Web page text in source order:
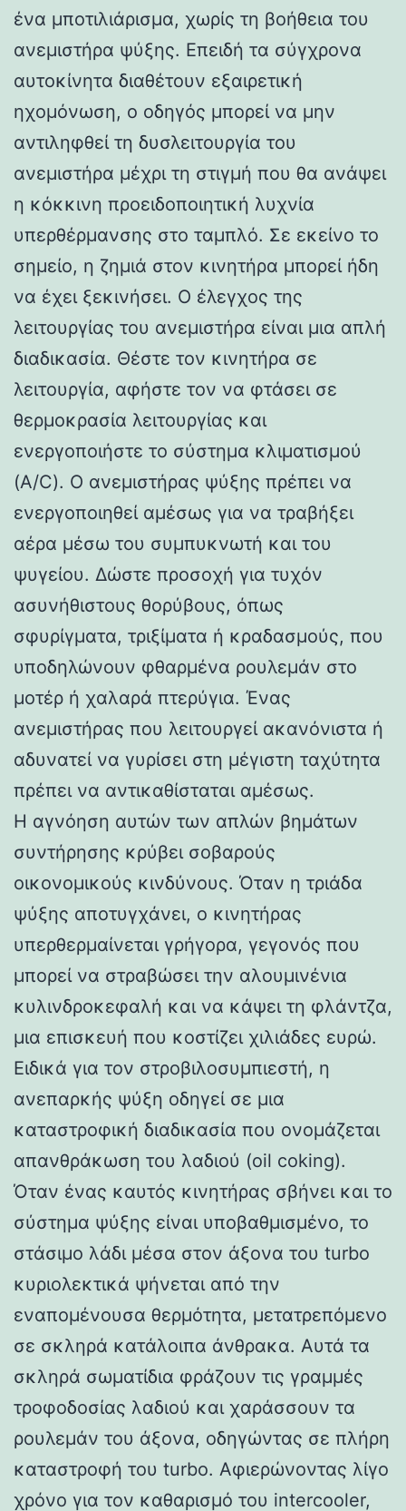
ένα μποτιλιάρισμα, χωρίς τη βοήθεια του
ανεμιστήρα ψύξης. Επειδή τα σύγχρονα
αυτοκίνητα διαθέτουν εξαιρετική
ηχομόνωση, ο οδηγός μπορεί να μην
αντιληφθεί τη δυσλειτουργία του
ανεμιστήρα μέχρι τη στιγμή που θα ανάψει
η κόκκινη προειδοποιητική λυχνία
υπερθέρμανσης στο ταμπλό. Σε εκείνο το
σημείο, η ζημιά στον κινητήρα μπορεί ήδη
να έχει ξεκινήσει. Ο έλεγχος της
λειτουργίας του ανεμιστήρα είναι μια απλή
διαδικασία. Θέστε τον κινητήρα σε
λειτουργία, αφήστε τον να φτάσει σε
θερμοκρασία λειτουργίας και
ενεργοποιήστε το σύστημα κλιματισμού
(A/C). Ο ανεμιστήρας ψύξης πρέπει να
ενεργοποιηθεί αμέσως για να τραβήξει
αέρα μέσω του συμπυκνωτή και του
ψυγείου. Δώστε προσοχή για τυχόν
ασυνήθιστους θορύβους, όπως
σφυρίγματα, τριξίματα ή κραδασμούς, που
υποδηλώνουν φθαρμένα ρουλεμάν στο
μοτέρ ή χαλαρά πτερύγια. Ένας
ανεμιστήρας που λειτουργεί ακανόνιστα ή
αδυνατεί να γυρίσει στη μέγιστη ταχύτητα
πρέπει να αντικαθίσταται αμέσως.
Η αγνόηση αυτών των απλών βημάτων
συντήρησης κρύβει σοβαρούς
οικονομικούς κινδύνους. Όταν η τριάδα
ψύξης αποτυγχάνει, ο κινητήρας
υπερθερμαίνεται γρήγορα, γεγονός που
μπορεί να στραβώσει την αλουμινένια
κυλινδροκεφαλή και να κάψει τη φλάντζα,
μια επισκευή που κοστίζει χιλιάδες ευρώ.
Ειδικά για τον στροβιλοσυμπιεστή, η
ανεπαρκής ψύξη οδηγεί σε μια
καταστροφική διαδικασία που ονομάζεται
απανθράκωση του λαδιού (oil coking).
Όταν ένας καυτός κινητήρας σβήνει και το
σύστημα ψύξης είναι υποβαθμισμένο, το
στάσιμο λάδι μέσα στον άξονα του turbo
κυριολεκτικά ψήνεται από την
εναπομένουσα θερμότητα, μετατρεπόμενο
σε σκληρά κατάλοιπα άνθρακα. Αυτά τα
σκληρά σωματίδια φράζουν τις γραμμές
τροφοδοσίας λαδιού και χαράσσουν τα
ρουλεμάν του άξονα, οδηγώντας σε πλήρη
καταστροφή του turbo. Αφιερώνοντας λίγο
χρόνο για τον καθαρισμό του intercooler,